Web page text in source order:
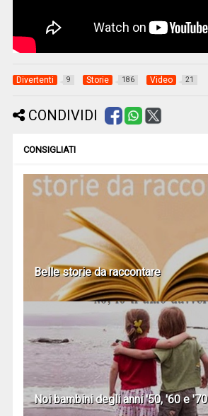
Divertenti 9 Storie 186 Video 21
CONDIVIDI
CONSIGLIATI
Belle storie da raccontare
Noi bambini degli anni '50, '60 e '70